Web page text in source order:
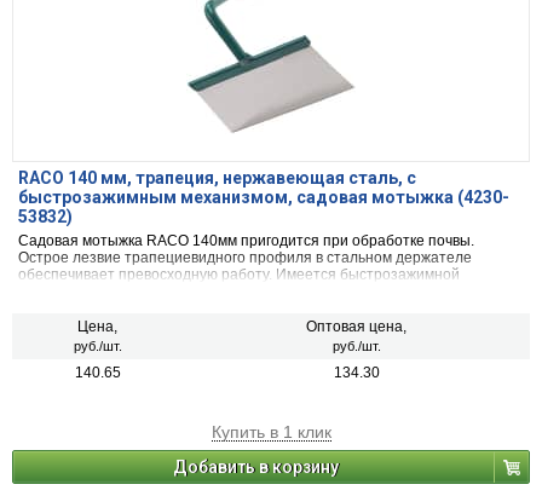
RACO 140 мм, трапеция, нержавеющая сталь, с
быстрозажимным механизмом, садовая мотыжка (4230-
53832)
Садовая мотыжка RACO 140мм пригодится при обработке почвы.
Острое лезвие трапециевидного профиля в стальном держателе
обеспечивает превосходную работу. Имеется быстрозажимной
Цена,
руб./шт.
Оптовая цена,
руб./шт.
140.65 134.30
Купить в 1 клик
Добавить в корзину